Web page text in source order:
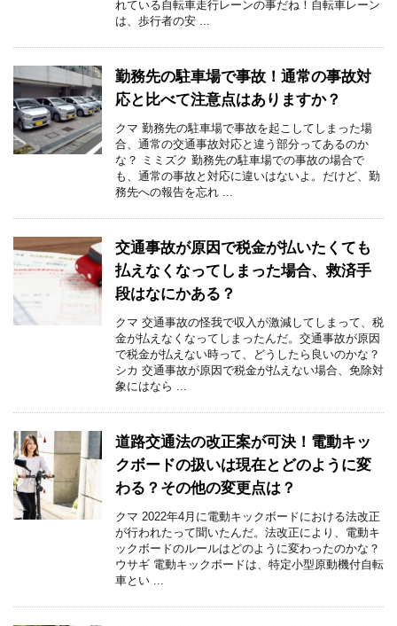
れている自転車走行レーンの事だね！自転車レーン
は、歩行者の安 ...
勤務先の駐車場で事故！通常の事故対
応と比べて注意点はありますか？
クマ 勤務先の駐車場で事故を起こしてしまった場
合、通常の交通事故対応と違う部分ってあるのか
な？ ミミズク 勤務先の駐車場での事故の場合で
も、通常の事故と対応に違いはないよ。だけど、勤
務先への報告を忘れ ...
交通事故が原因で税金が払いたくても
払えなくなってしまった場合、救済手
段はなにかある？
クマ 交通事故の怪我で収入が激減してしまって、税
金が払えなくなってしまったんだ。交通事故が原因
で税金が払えない時って、どうしたら良いのかな？
シカ 交通事故が原因で税金が払えない場合、免除対
象にはなら ...
道路交通法の改正案が可決！電動キッ
クボードの扱いは現在とどのように変
わる？その他の変更点は？
クマ 2022年4月に電動キックボードにおける法改正
が行われたって聞いたんだ。法改正により、電動キ
ックボードのルールはどのように変わったのかな？
ウサギ 電動キックボードは、特定小型原動機付自転
車とい ...